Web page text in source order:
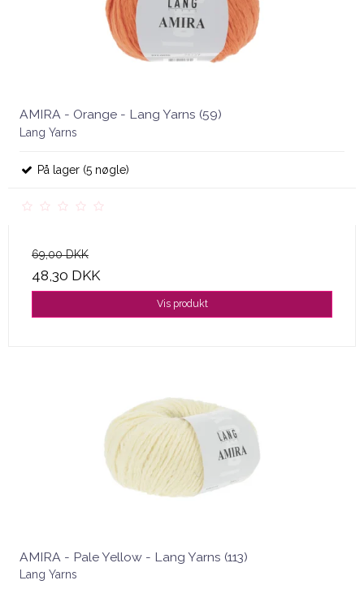
AMIRA - Orange - Lang Yarns (59)
Lang Yarns
På lager (5 nøgle)
69,00 DKK
48,30 DKK
Vis produkt
AMIRA - Pale Yellow - Lang Yarns (113)
Lang Yarns